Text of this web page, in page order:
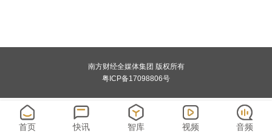
南方财经全媒体集团 版权所有
粤ICP备17098806号
首页 快讯 智库 视频 音频